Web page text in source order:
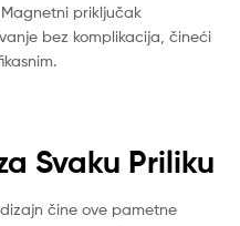
Magnetni priključak
bez komplikacija, čineći
Svaku Priliku
čine ove pametne